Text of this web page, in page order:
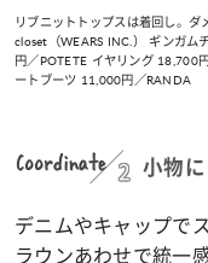
リブニットトップスは着回し。
closet（WEARS INC.） ギンガム
円／POTETE イヤリング 18,700
ートブーツ 11,000円／RANDA
Coordinate 2 小物
デニムやキャップで
ラウンあわせで統一